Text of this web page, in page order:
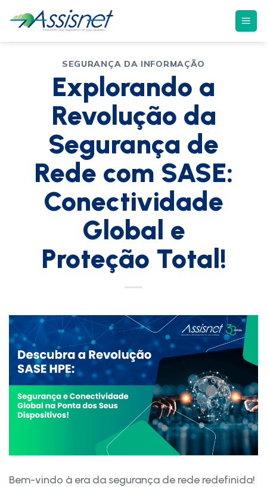
SEGURANÇA DA INFORMAÇÃO
Explorando a
Revolução da
Segurança de
Rede com SASE:
Conectividade
Global e
Proteção Total!
Bem-vindo à era da segurança de rede redefinida!